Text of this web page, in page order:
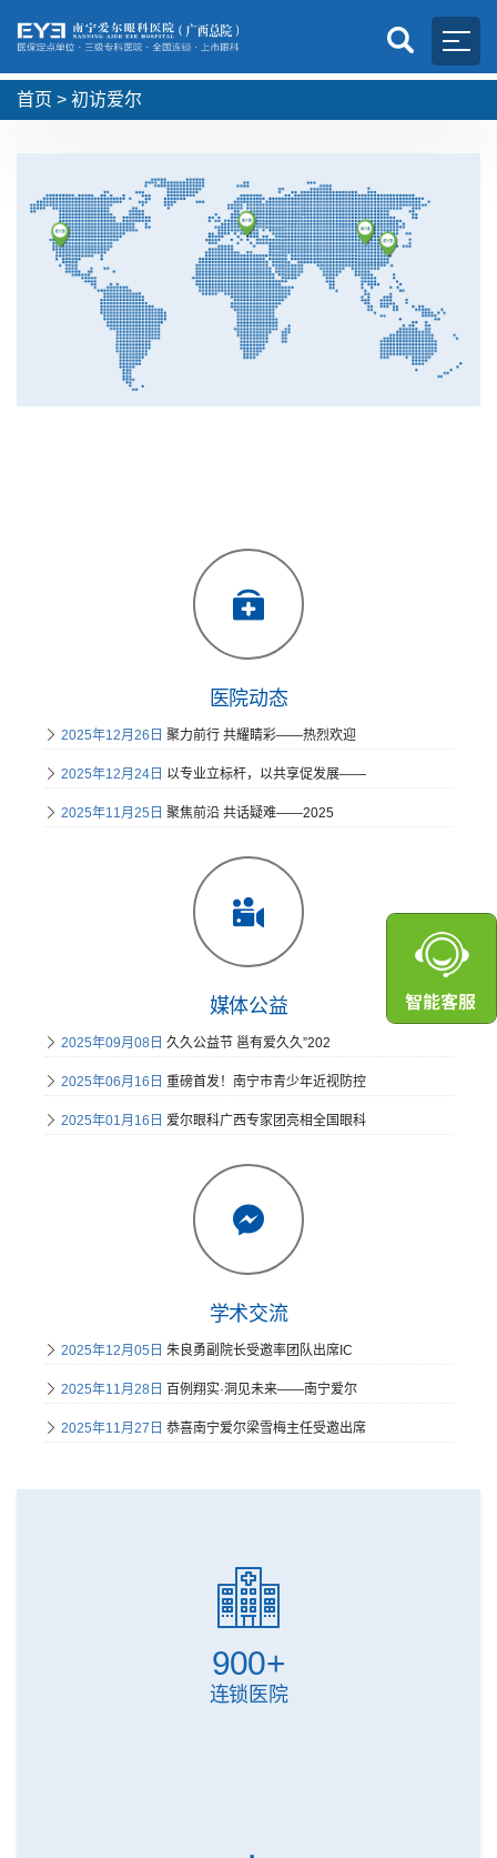
首页 > 初访爱尔
医院动态
2025年12月26日 聚力前行 共耀睛彩——热烈欢迎
2025年12月24日 以专业立标杆，以共享促发展——
2025年11月25日 聚焦前沿 共话疑难——2025
媒体公益
2025年09月08日 久久公益节 邕有爱久久”202
2025年06月16日 重磅首发！南宁市青少年近视防控
2025年01月16日 爱尔眼科广西专家团亮相全国眼科
学术交流
2025年12月05日 朱良勇副院长受邀率团队出席IC
2025年11月28日 百例翔实·洞见未来——南宁爱尔
2025年11月27日 恭喜南宁爱尔梁雪梅主任受邀出席
900+
连锁医院